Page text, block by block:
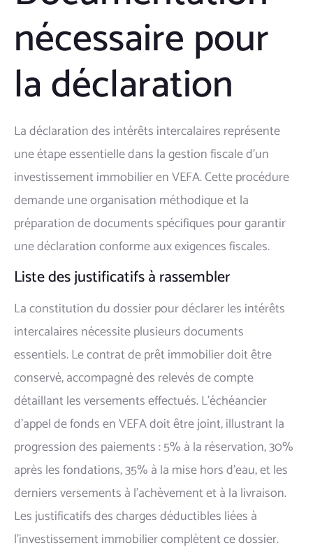
nécessaire pour
la déclaration
La déclaration des intérêts intercalaires représente
une étape essentielle dans la gestion fiscale d'un
investissement immobilier en VEFA. Cette procédure
demande une organisation méthodique et la
préparation de documents spécifiques pour garantir
une déclaration conforme aux exigences fiscales.
Liste des justificatifs à rassembler
La constitution du dossier pour déclarer les intérêts
intercalaires nécessite plusieurs documents
essentiels. Le contrat de prêt immobilier doit être
conservé, accompagné des relevés de compte
détaillant les versements effectués. L'échéancier
d'appel de fonds en VEFA doit être joint, illustrant la
progression des paiements : 5% à la réservation, 30%
après les fondations, 35% à la mise hors d'eau, et les
derniers versements à l'achèvement et à la livraison.
Les justificatifs des charges déductibles liées à
l'investissement immobilier complètent ce dossier.